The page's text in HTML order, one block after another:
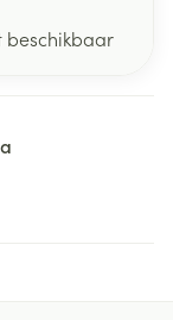
beschikbaar
pagina